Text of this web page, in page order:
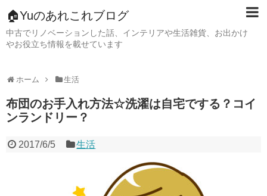
🏠Yuのあれこれブログ
中古でリノベーションした話、インテリアや生活雑貨、お出かけ
やお役立ち情報を載せています
ホーム 生活
布団のお手入れ方法☆洗濯は自宅でする？コイ
ンランドリー？
2017/6/5 生活